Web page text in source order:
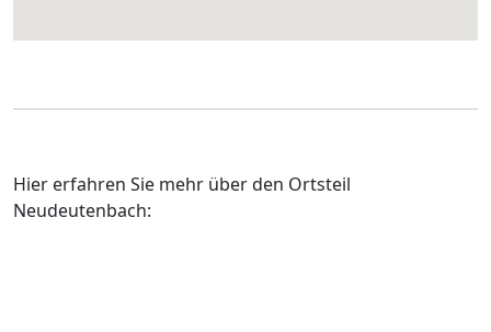
Hier erfahren Sie mehr über den Ortsteil
Neudeutenbach: